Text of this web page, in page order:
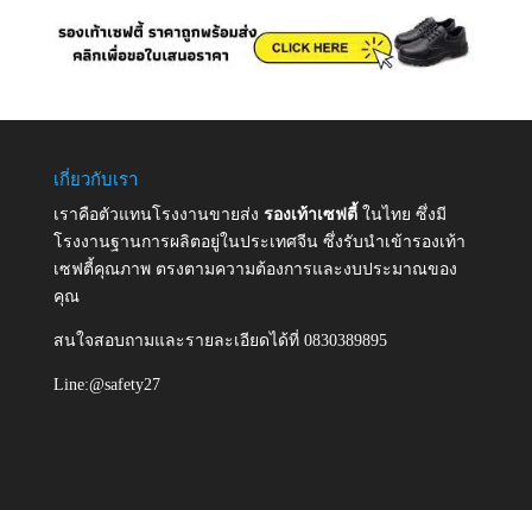
เกี่ยวกับเรา
เราคือตัวแทนโรงงานขายส่ง รองเท้าเซฟตี้ ในไทย ซึ่งมี
โรงงานฐานการผลิตอยู่ในประเทศจีน ซึ่งรับนำเข้ารองเท้า
เซฟตี้คุณภาพ ตรงตามความต้องการและงบประมาณของ
คุณ
สนใจสอบถามและรายละเอียดได้ที่ 0830389895
Line:@safety27